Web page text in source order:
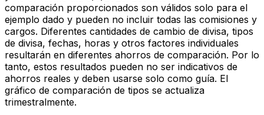
comparación proporcionados son válidos solo para el
ejemplo dado y pueden no incluir todas las comisiones y
cargos. Diferentes cantidades de cambio de divisa, tipos
de divisa, fechas, horas y otros factores individuales
resultarán en diferentes ahorros de comparación. Por lo
tanto, estos resultados pueden no ser indicativos de
ahorros reales y deben usarse solo como guía. El
gráfico de comparación de tipos se actualiza
trimestralmente.